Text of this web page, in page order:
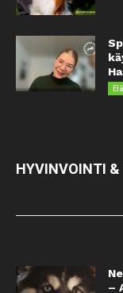
HYVINVOINTI &
–